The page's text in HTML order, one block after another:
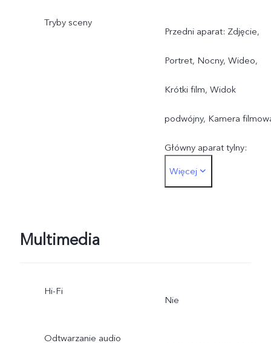
Tryby sceny
Przedni aparat: Zdjęcie,
Portret, Nocny, Wideo,
Krótki film, Widok
podwójny, Kamera
Główny aparat tylny:
Zdjęcie, Portret, Nocny,
Więcej
Multimedia
Hi-Fi
Nie
Odtwarzanie audio